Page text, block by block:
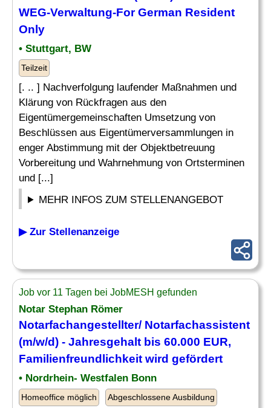
WEG-Verwaltung-For German Resident
Only
• Stuttgart, BW
Teilzeit
[. .. ] Nachverfolgung laufender Maßnahmen und
Klärung von Rückfragen aus den
Eigentümergemeinschaften Umsetzung von
Beschlüssen aus Eigentümerversammlungen in
enger Abstimmung mit der Objektbetreuung
Vorbereitung und Wahrnehmung von Ortsterminen
und [...]
MEHR INFOS ZUM STELLENANGEBOT
▶ Zur Stellenanzeige
Job vor 11 Tagen bei JobMESH gefunden
Notar Stephan Römer
Notarfachangestellter/ Notarfachassistent
(m/w/d) - Jahresgehalt bis 60.000 EUR,
Familienfreundlichkeit wird gefördert
• Nordrhein- Westfalen Bonn
Homeoffice möglich Abgeschlossene Ausbildung